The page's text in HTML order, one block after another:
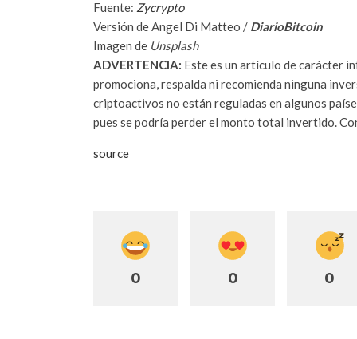
Fuente: Zycrypto
Versión de Angel Di Matteo / DiarioBitcoin
Imagen de Unsplash
ADVERTENCIA: Este es un artículo de carácter
promociona, respalda ni recomienda ninguna
criptoactivos no están reguladas en algunos
pues se podría perder el monto total invertido.
source
0 0 0